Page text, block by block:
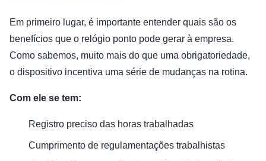
Em primeiro lugar, é importante entender quais são os
benefícios que o relógio ponto pode gerar à empresa.
Como sabemos, muito mais do que uma obrigatoriedade,
o dispositivo incentiva uma série de mudanças na rotina.
Com ele se tem:
Registro preciso das horas trabalhadas
Cumprimento de regulamentações trabalhistas